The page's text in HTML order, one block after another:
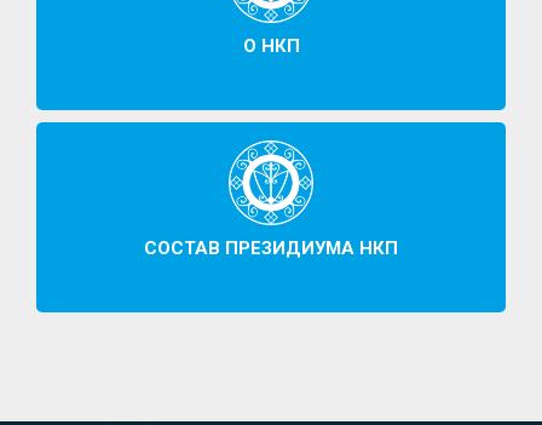
О НКП
СОСТАВ ПРЕЗИДИУМА НКП